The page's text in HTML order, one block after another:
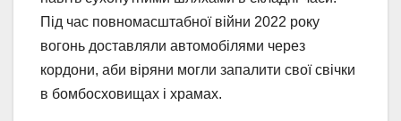
Під час повномасштабної війни 2022 року
вогонь доставляли автомобілями через
кордони, аби віряни могли запалити свої свічки
в бомбосховищах і храмах.